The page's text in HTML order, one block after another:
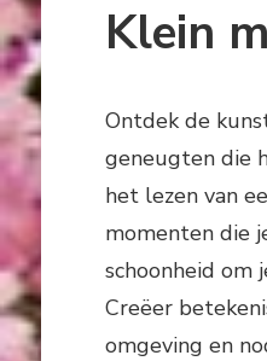
Klein
Ontdek de
geneugten die
het lezen van
momenten die
schoonheid om
Creëer
omgeving en